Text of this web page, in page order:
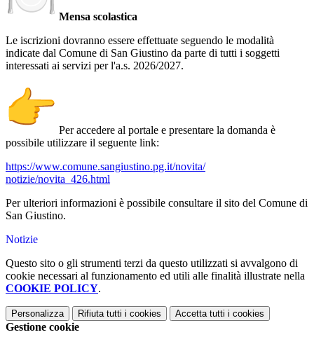
Mensa scolastica
Le iscrizioni dovranno essere effettuate seguendo le modalità
indicate dal Comune di San Giustino da parte di tutti i soggetti
interessati ai servizi per l'a.s. 2026/2027.
Per accedere al portale e presentare la domanda è
possibile utilizzare il seguente link:
https://www.comune.sangiustino.pg.it/novita/
notizie/novita_426.html
Per ulteriori informazioni è possibile consultare il sito del Comune di
San Giustino.
Notizie
Questo sito o gli strumenti terzi da questo utilizzati si avvalgono di
cookie necessari al funzionamento ed utili alle finalità illustrate nella
COOKIE POLICY.
Personalizza Rifiuta tutti i cookies Accetta tutti i cookies
Gestione cookie